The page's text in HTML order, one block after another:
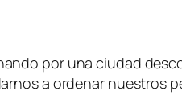
por una ciudad
a ordenar nuestros